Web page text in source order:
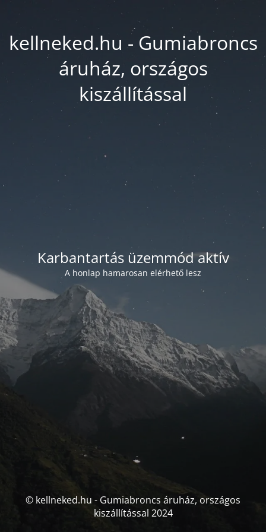
kellneked.hu - Gumiabroncs
áruház, országos
kiszállítással
Karbantartás üzemmód aktív
A honlap hamarosan elérhető lesz
© kellneked.hu - Gumiabroncs áruház, országos
kiszállítással 2024